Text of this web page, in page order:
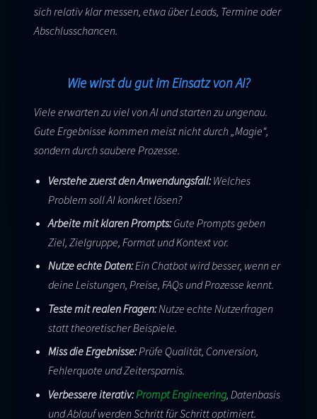
sich relativ klar messen, etwa über Leads, Termine oder
Abschlusschancen.
Wie wirst du gut im Einsatz von AI?
Viele erwarten zu viel von AI und starten zu ungenau.
Gute Ergebnisse kommen meist nicht durch „Magie“,
sondern durch saubere Prozesse.
Verstehe zuerst den Anwendungsfall:Welches
Problem soll AI konkret lösen?
Arbeite mit klaren Prompts:Gute Prompts geben
Ziel, Zielgruppe, Format und Kontext vor.
Nutze echte Daten:Ein Chatbot wird besser, wenn er
deine Leistungen, Preise, FAQs und Prozesse kennt.
Teste mit realen Fragen:Nutze echte Nutzerfragen
statt theoretischer Beispiele.
Miss die Ergebnisse:Prüfe Qualität, Conversion,
Fehlerquote und Zeitersparnis.
Verbessere iterativ: Prompt Engineering, Datenbasis
und Ablauf werden Schritt für Schritt optimiert.